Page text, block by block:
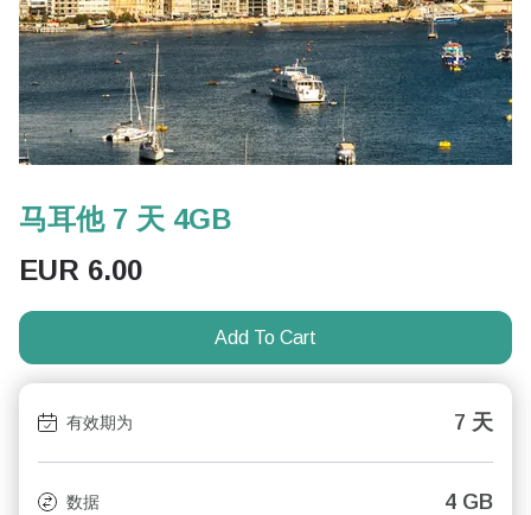
马耳他 7 天 4GB
EUR 6.00
Add To Cart
有效期为 7 天
数据 4 GB